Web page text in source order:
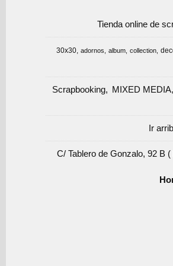
Tienda online de
30x30 adornos album collection
Scrapbooking MIXED MEDIA
Ir
C/ Tablero de Gonzalo, 92 B